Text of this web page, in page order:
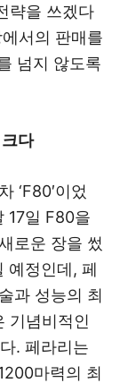
략을 쓰겠다
서의 판매를
넘지 않도록
다
‘F80′이었
17일 F80을
로운 장을 썼
예정인데, 페
과 성능의 최
기념비적인
. 페라리는
마력의 최